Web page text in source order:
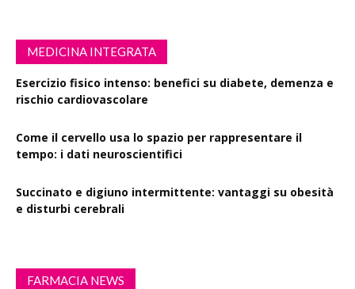
MEDICINA INTEGRATA
Esercizio fisico intenso: benefici su diabete, demenza e
rischio cardiovascolare
Come il cervello usa lo spazio per rappresentare il
tempo: i dati neuroscientifici
Succinato e digiuno intermittente: vantaggi su obesità
e disturbi cerebrali
FARMACIA NEWS